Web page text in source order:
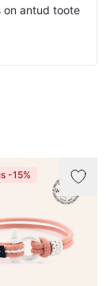
on antud toote
-15%